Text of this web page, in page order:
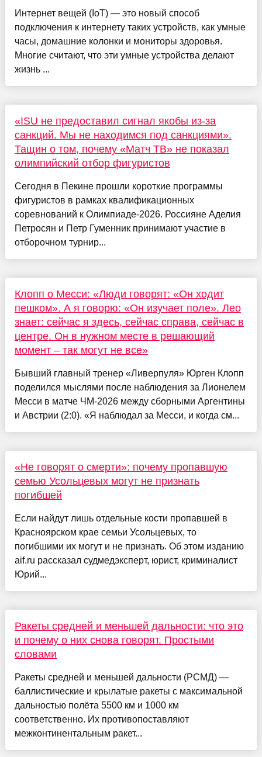
Интернет вещей (IoT) — это новый способ
подключения к интернету таких устройств, как умные
часы, домашние колонки и мониторы здоровья.
Многие считают, что эти умные устройства делают
жизнь ...
«ISU не предоставил сигнал якобы из-за
санкций. Мы не находимся под санкциями».
Тащин о том, почему «Матч ТВ» не показал
олимпийский отбор фигуристов
Сегодня в Пекине прошли короткие программы
фигуристов в рамках квалификационных
соревнований к Олимпиаде-2026. Россияне Аделия
Петросян и Петр Гуменник принимают участие в
отборочном турнир...
Клопп о Месси: «Люди говорят: «Он ходит
пешком». А я говорю: «Он изучает поле». Лео
знает: сейчас я здесь, сейчас справа, сейчас в
центре. Он в нужном месте в решающий
момент – так могут не все»
Бывший главный тренер «Ливерпуля» Юрген Клопп
поделился мыслями после наблюдения за Лионелем
Месси в матче ЧМ-2026 между сборными Аргентины
и Австрии (2:0). «Я наблюдал за Месси, и когда см...
«Не говорят о смерти»: почему пропавшую
семью Усольцевых могут не признать
погибшей
Если найдут лишь отдельные кости пропавшей в
Красноярском крае семьи Усольцевых, то
погибшими их могут и не признать. Об этом изданию
aif.ru рассказал судмедэксперт, юрист, криминалист
Юрий...
Ракеты средней и меньшей дальности: что это
и почему о них снова говорят. Простыми
словами
Ракеты средней и меньшей дальности (РСМД) —
баллистические и крылатые ракеты с максимальной
дальностью полёта 5500 км и 1000 км
соответственно. Их противопоставляют
межконтинентальным ракет...